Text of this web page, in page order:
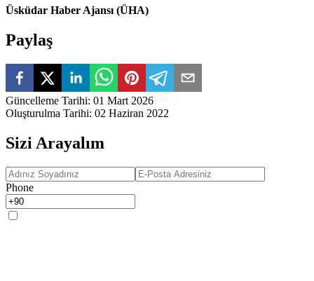
Üsküdar Haber Ajansı (ÜHA)
Paylaş
Güncelleme Tarihi: 01 Mart 2026
Oluşturulma Tarihi: 02 Haziran 2022
Sizi Arayalım
Phone